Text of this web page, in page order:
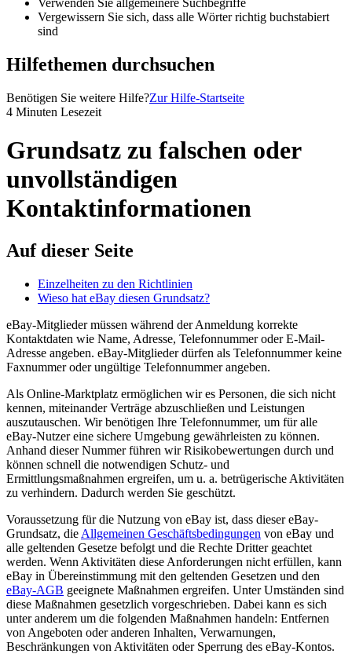
Verwenden Sie allgemeinere Suchbegriffe
Vergewissern Sie sich, dass alle Wörter richtig buchstabiert
sind
Hilfethemen durchsuchen
Benötigen Sie weitere Hilfe?Zur Hilfe-Startseite
4 Minuten Lesezeit
Grundsatz zu falschen oder
unvollständigen
Kontaktinformationen
Auf dieser Seite
Einzelheiten zu den Richtlinien
Wieso hat eBay diesen Grundsatz?
eBay-Mitglieder müssen während der Anmeldung korrekte
Kontaktdaten wie Name, Adresse, Telefonnummer oder E-Mail-
Adresse angeben. eBay-Mitglieder dürfen als Telefonnummer keine
Faxnummer oder ungültige Telefonnummer angeben.
Als Online-Marktplatz ermöglichen wir es Personen, die sich nicht
kennen, miteinander Verträge abzuschließen und Leistungen
auszutauschen. Wir benötigen Ihre Telefonnummer, um für alle
eBay-Nutzer eine sichere Umgebung gewährleisten zu können.
Anhand dieser Nummer führen wir Risikobewertungen durch und
können schnell die notwendigen Schutz- und
Ermittlungsmaßnahmen ergreifen, um u. a. betrügerische Aktivitäten
zu verhindern. Dadurch werden Sie geschützt.
Voraussetzung für die Nutzung von eBay ist, dass dieser eBay-
Grundsatz, die Allgemeinen Geschäftsbedingungen von eBay und
alle geltenden Gesetze befolgt und die Rechte Dritter geachtet
werden. Wenn Aktivitäten diese Anforderungen nicht erfüllen, kann
eBay in Übereinstimmung mit den geltenden Gesetzen und den
eBay-AGB geeignete Maßnahmen ergreifen. Unter Umständen sind
diese Maßnahmen gesetzlich vorgeschrieben. Dabei kann es sich
unter anderem um die folgenden Maßnahmen handeln: Entfernen
von Angeboten oder anderen Inhalten, Verwarnungen,
Beschränkungen von Aktivitäten oder Sperrung des eBay-Kontos.